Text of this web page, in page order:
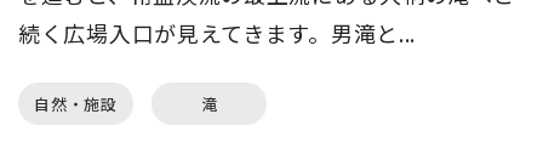
続く広場入口が見えてきます。男滝と...
自然・施設 滝